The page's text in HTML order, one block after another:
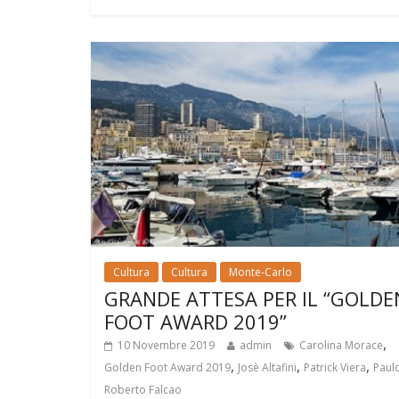
Cultura Cultura Monte-Carlo
GRANDE ATTESA PER IL
FOOT AWARD 2019”
10 Novembre 2019 admin Carolina Morace,
Golden Foot Award 2019, Josè Altafini, Patrick Viera,
Roberto Falcao